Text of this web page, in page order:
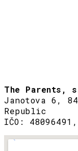
The Parents,
Janotova 6,
Republic
IČO: